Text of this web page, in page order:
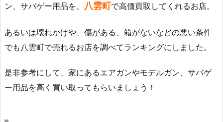
ン、サバゲー用品を、 八雲町で高価買取してくれるお店。
あるいは壊れかけや、傷がある、箱がないなどの悪い条件
でも八雲町で売れるお店を調べてランキングにしました。
是非参考にして、家にあるエアガンやモデルガン、サバゲ
ー用品を高く買い取ってもらいましょう！